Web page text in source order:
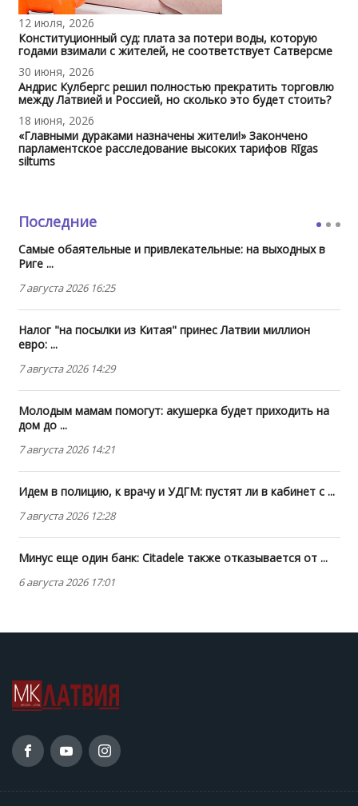
12 июля, 2026
Конституционный суд: плата за потери воды, которую
годами взимали с жителей, не соответствует Сатверсме
30 июня, 2026
Андрис Кулбергс решил полностью прекратить торговлю
между Латвией и Россией, но сколько это будет стоить?
18 июня, 2026
«Главными дураками назначены жители!» Закончено
парламентское расследование высоких тарифов Rīgas
siltums
Последние
Самые обаятельные и привлекательные: на выходных в
Риге ...
7 августа 2026 16:25
Налог "на посылки из Китая" принес Латвии миллион
евро: ...
7 августа 2026 14:29
Молодым мамам помогут: акушерка будет приходить на
дом до ...
7 августа 2026 14:21
Идем в полицию, к врачу и УДГМ: пустят ли в кабинет с ...
7 августа 2026 12:28
Минус еще один банк: Citadele также отказывается от ...
6 августа 2026 17:01